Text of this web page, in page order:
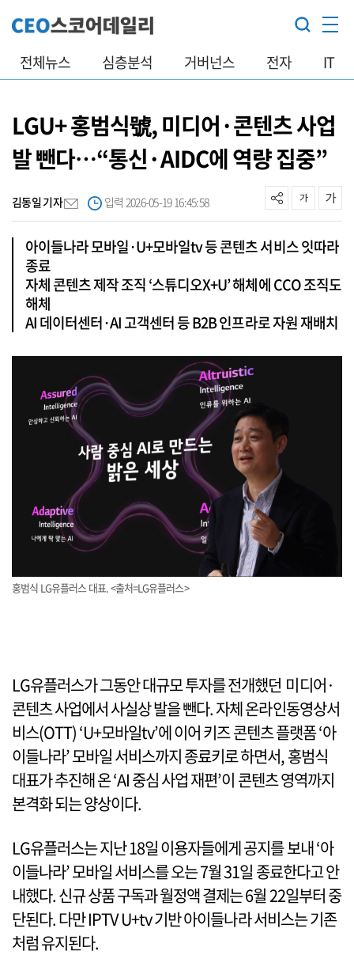
전체뉴스 심층분석 거버넌스 전자 IT
LGU+ 홍범식號, 미디어·콘텐츠 사업
발 뺀다…“통신·AIDC에 역량 집중”
김동일 기자 입력 2026-05-19 16:45:58
아이들나라 모바일·U+모바일tv 등 콘텐츠 서비스 잇따라
종료
자체 콘텐츠 제작 조직 ‘스튜디오X+U’ 해체에 CCO 조직도
해체
AI 데이터센터·AI 고객센터 등 B2B 인프라로 자원 재배치
홍범식 LG유플러스 대표. <출처=LG유플러스>
LG유플러스가 그동안 대규모 투자를 전개했던 미디어·
콘텐츠 사업에서 사실상 발을 뺀다. 자체 온라인동영상서
비스(OTT) ‘U+모바일tv’에 이어 키즈 콘텐츠 플랫폼 ‘아
이들나라’ 모바일 서비스까지 종료키로 하면서, 홍범식
대표가 추진해 온 ‘AI 중심 사업 재편’이 콘텐츠 영역까지
본격화 되는 양상이다.
LG유플러스는 지난 18일 이용자들에게 공지를 보내 ‘아
이들나라’ 모바일 서비스를 오는 7월 31일 종료한다고 안
내했다. 신규 상품 구독과 월정액 결제는 6월 22일부터 중
단된다. 다만 IPTV U+tv 기반 아이들나라 서비스는 기존
처럼 유지된다.